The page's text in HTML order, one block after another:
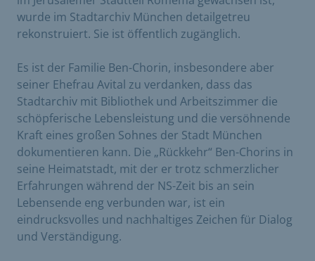
wurde im Stadtarchiv München detailgetreu
rekonstruiert. Sie ist öffentlich zugänglich.
Es ist der Familie Ben-Chorin, insbesondere aber
seiner Ehefrau Avital zu verdanken, dass das
Stadtarchiv mit Bibliothek und Arbeitszimmer die
schöpferische Lebensleistung und die versöhnende
Kraft eines großen Soh­nes der Stadt München
dokumentieren kann. Die „Rückkehr“ Ben-Chorins in
seine Heimatstadt, mit der er trotz schmerzlicher
Erfahrungen während der NS-Zeit bis an sein
Lebensende eng verbunden war, ist ein
eindrucksvolles und nachhaltiges Zeichen für Dialog
und Verständigung.